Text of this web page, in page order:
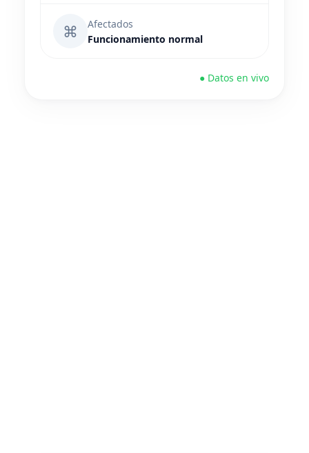
⌘
Afectados
Funcionamiento normal
● Datos en vivo